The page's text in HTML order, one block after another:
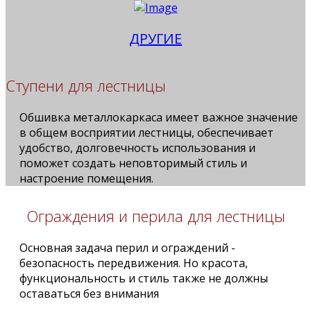
ДРУГИЕ
Ступени для лестницы
Обшивка металлокаркаса имеет важное значение
в общем восприятии лестницы, обеспечивает
удобство, долговечность использования и
поможет создать неповторимый стиль и
настроение помещения.
Ограждения и перила для лестницы
Основная задача перил и ограждений -
безопасность передвижения. Но красота,
функциональность и стиль также не должны
оставаться без внимания